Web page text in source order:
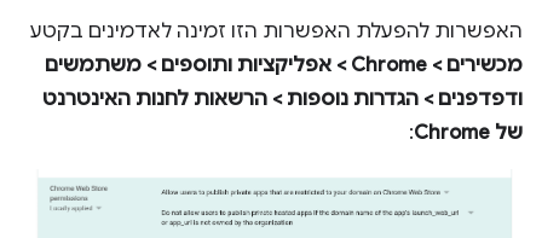
האפשרות להפעלת האפשרות הזו זמינה לאדמינים בקטע
מכשירים > Chrome > אפליקציות ותוספים > משתמשים
ודפדפנים > הגדרות נוספות > הרשאות לחנות האינטרנט
של Chrome
: